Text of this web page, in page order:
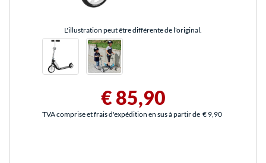
L'illustration peut être différente de l'original.
€ 85,90
TVA comprise et frais d'expédition en sus à partir de € 9,90